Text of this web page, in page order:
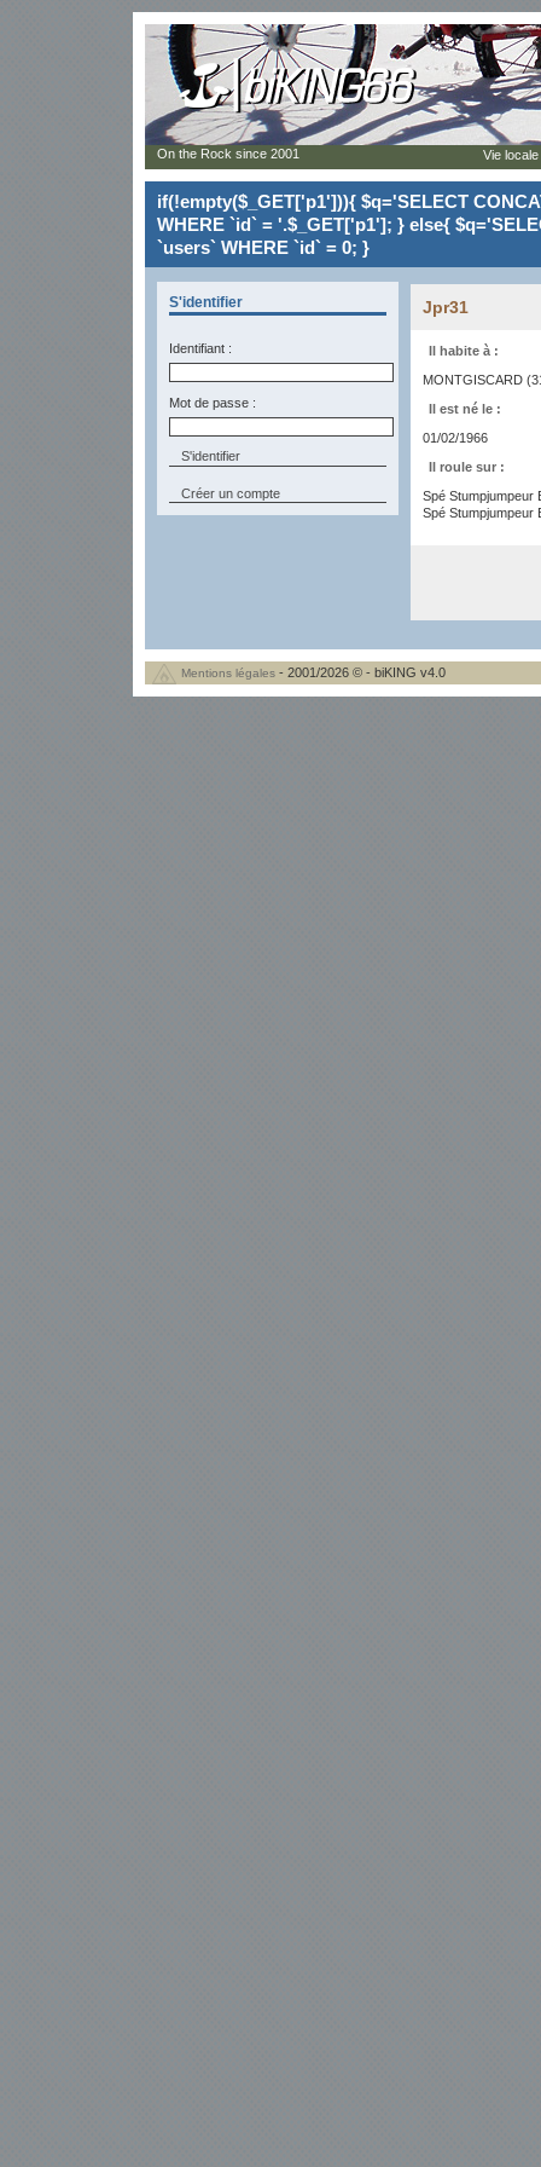
if(!empty($_GET['p1'])){ $q='SELECT
WHERE `id` = '.$_GET['p1']; } else{
`users` WHERE `id` = 0; }
S'identifier
Identifiant :
Mot de passe :
Créer un compte
Jpr31
Il habite à :
MONTGISCARD
Il est né le :
01/02/1966
Il roule sur :
Spé Stumpjumpeur
Spé Stumpjumpeur
On the Rock since 2001 Vie
Mentions légales - 2001/2026 © - biKING v4.0